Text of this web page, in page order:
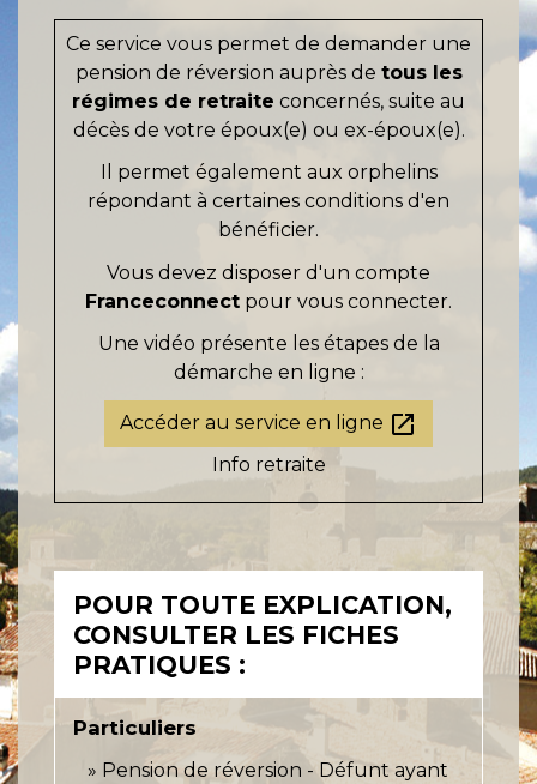
Ce service vous permet de demander une
pension de réversion auprès de tous les
régimes de retraite concernés, suite au
décès de votre époux(e) ou ex-époux(e).
Il permet également aux orphelins
répondant à certaines conditions d'en
bénéficier.
Vous devez disposer d'un compte
Franceconnect pour vous connecter.
Une vidéo présente les étapes de la
démarche en ligne :
Accéder au service en ligne open_in_new
Info retraite
POUR TOUTE EXPLICATION,
CONSULTER LES FICHES
PRATIQUES :
Particuliers
Pension de réversion - Défunt ayant